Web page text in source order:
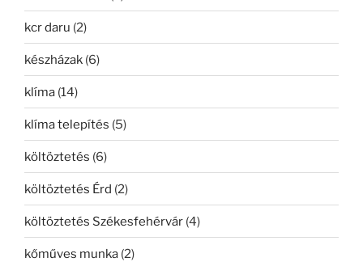
kcr daru (2)
készházak (6)
klíma (14)
klíma telepítés (5)
költöztetés (6)
költöztetés Érd (2)
költöztetés Székesfehérvár (4)
kőműves munka (2)